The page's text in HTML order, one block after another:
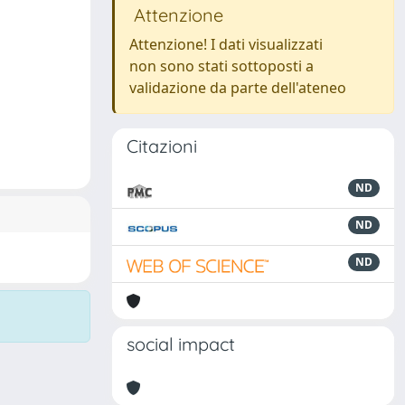
Attenzione
Attenzione! I dati visualizzati
non sono stati sottoposti a
validazione da parte dell'ateneo
Citazioni
ND
ND
ND
social impact